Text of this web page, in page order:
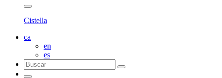
Cistella
ca
en
es